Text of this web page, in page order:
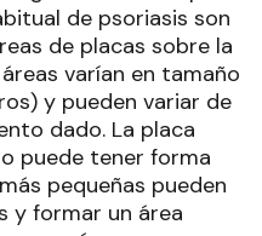
de psoriasis son
de placas sobre la
varían en tamaño
y pueden variar de
dado. La placa
puede tener forma
pequeñas pueden
y formar un área